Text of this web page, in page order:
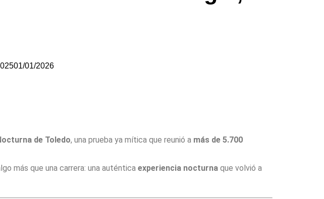
01/01/2026
de Toledo, una prueba ya mítica que reunió a más de 5.700
más que una carrera: una auténtica experiencia nocturna que volvió a